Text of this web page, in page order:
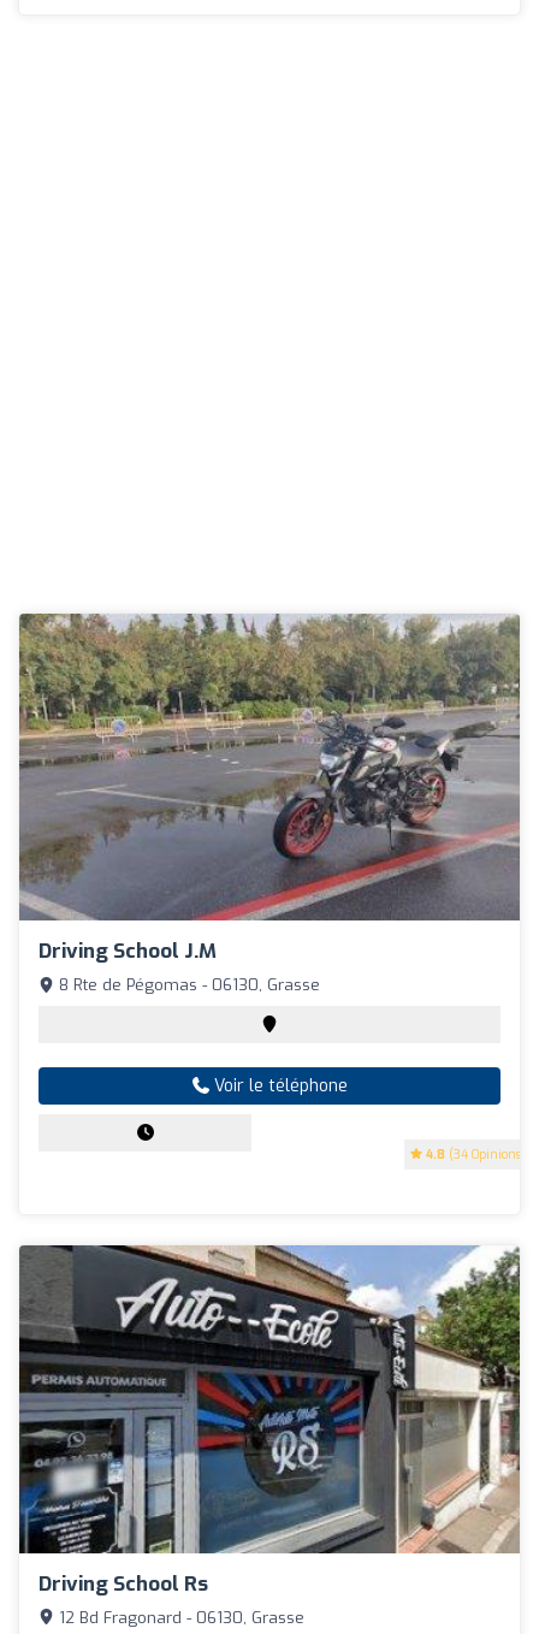
Driving School J.m
4.8 (34 Opinions)
8 Rte de Pégomas - 06130, Grasse
Voir le téléphone
Driving School Rs
12 Bd Fragonard - 06130, Grasse